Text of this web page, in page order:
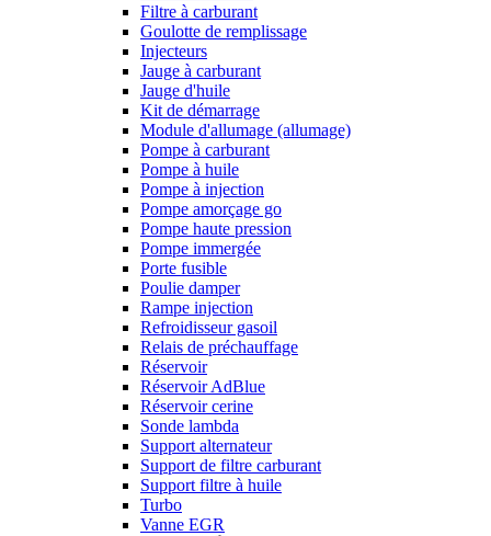
Filtre à carburant
Goulotte de remplissage
Injecteurs
Jauge à carburant
Jauge d'huile
Kit de démarrage
Module d'allumage (allumage)
Pompe à carburant
Pompe à huile
Pompe à injection
Pompe amorçage go
Pompe haute pression
Pompe immergée
Porte fusible
Poulie damper
Rampe injection
Refroidisseur gasoil
Relais de préchauffage
Réservoir
Réservoir AdBlue
Réservoir cerine
Sonde lambda
Support alternateur
Support de filtre carburant
Support filtre à huile
Turbo
Vanne EGR